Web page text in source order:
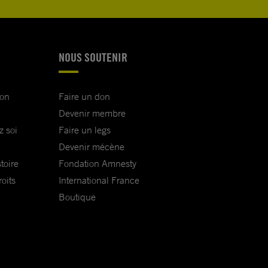
soi
NOUS SOUTENIR
Faire un don
Devenir membre
Faire un legs
Devenir mécène
Fondation Amnesty
International France
Boutique